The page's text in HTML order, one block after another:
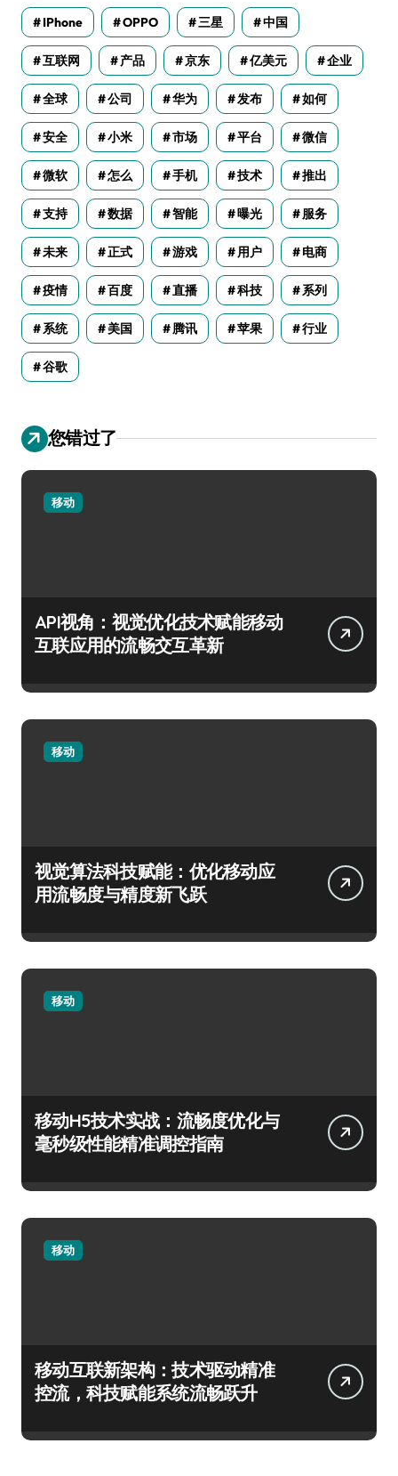
IPhone OPPO 三星 中国
互联网 产品 京东 亿美元 企业
全球 公司 华为 发布 如何
安全 小米 市场 平台 微信
微软 怎么 手机 技术 推出
支持 数据 智能 曝光 服务
未来 正式 游戏 用户 电商
疫情 百度 直播 科技 系列
系统 美国 腾讯 苹果 行业
谷歌
您错过了
移动
API视角：视觉优化技术赋能移动
互联应用的流畅交互革新
移动
视觉算法科技赋能：优化移动应
用流畅度与精度新飞跃
移动
移动H5技术实战：流畅度优化与
毫秒级性能精准调控指南
移动
移动互联新架构：技术驱动精准
控流，科技赋能系统流畅跃升